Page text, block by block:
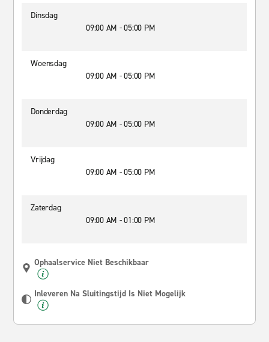
Dinsdag
09:00 AM - 05:00 PM
Woensdag
09:00 AM - 05:00 PM
Donderdag
09:00 AM - 05:00 PM
Vrijdag
09:00 AM - 05:00 PM
Zaterdag
09:00 AM - 01:00 PM
Ophaalservice Niet Beschikbaar
Inleveren Na Sluitingstijd Is Niet Mogelijk